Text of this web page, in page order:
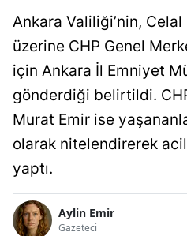
Ankara Valiliği’nin,
üzerine CHP Genel
için Ankara İl Emniyet
gönderdiği belirtildi.
Murat Emir ise
olarak nitelendirerek acil
yaptı.
Aylin Emir
Gazeteci